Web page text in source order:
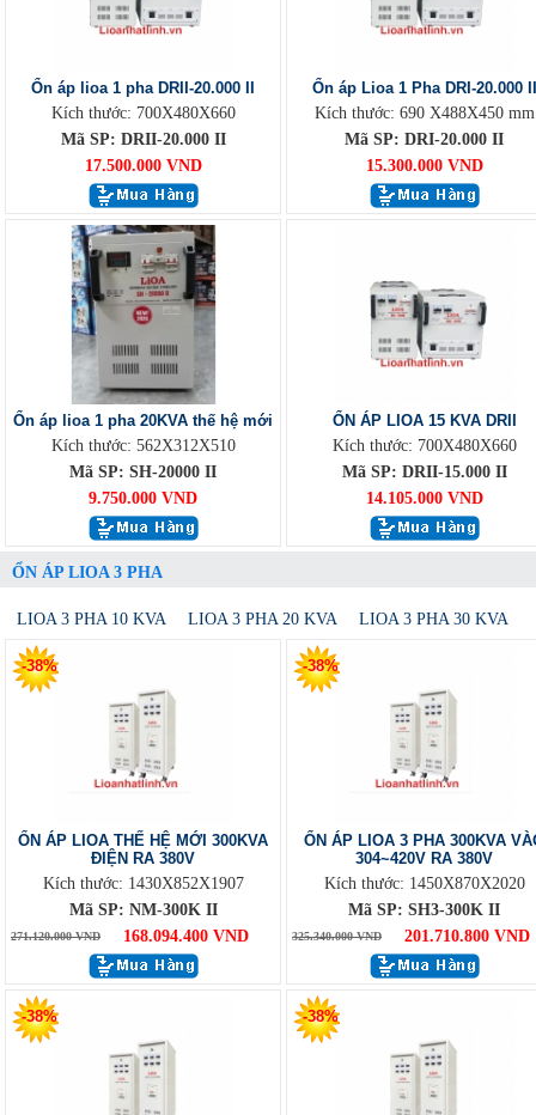
Ổn áp lioa 1 pha DRII-20.000 II
Kích thước: 700X480X660
Mã SP: DRII-20.000 II
17.500.000 VND
Ổn áp Lioa 1 Pha DRI-20.000 II
Kích thước: 690 X488X450 mm
Mã SP: DRI-20.000 II
15.300.000 VND
Ổn áp lioa 1 pha 20KVA thế hệ mới
Kích thước: 562X312X510
Mã SP: SH-20000 II
9.750.000 VND
ỔN ÁP LIOA 15 KVA DRII
Kích thước: 700X480X660
Mã SP: DRII-15.000 II
14.105.000 VND
ỔN ÁP LIOA 3 PHA
LIOA 3 PHA 10 KVA LIOA 3 PHA 20 KVA LIOA 3 PHA 30 KVA
-38%
ỔN ÁP LIOA THẾ HỆ MỚI 300KVA
ĐIỆN RA 380V
Kích thước: 1430X852X1907
Mã SP: NM-300K II
271.120.000 VND 168.094.400 VND
-38%
ỔN ÁP LIOA 3 PHA 300KVA
304~420V RA 380V
Kích thước: 1450X870X2020
Mã SP: SH3-300K II
325.340.000 VND 201.710.800 VND
-38% -38%